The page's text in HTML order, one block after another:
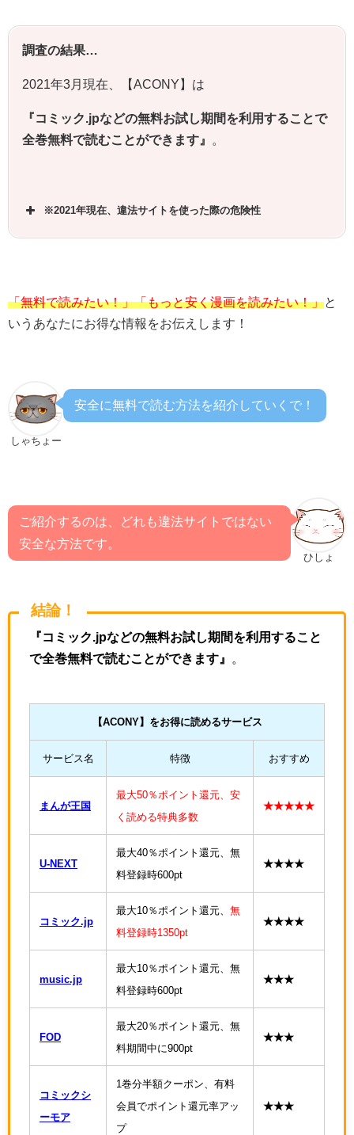
調査の結果…
2021年3月現在、【ACONY】は
『コミック.jpなどの無料お試し期間を利用することで
全巻無料で読むことができます』
※2021年現在、違法サイトを使った際の危険性
「無料で読みたい！」「もっと安く漫画を読みたい！」と
いうあなたにお得な情報をお伝えします！
しゃちょー
安全に無料で読む方法を紹介していくで！
ひしょ
ご紹介するのは、どれも違法サイトではない
安全な方法です。
結論！
『コミック.jpなどの無料お試し期間を利用すること
で全巻無料で読むことができます』
【ACONY 】をお得に読めるサービス
サービス名 特徴 おすすめ
まんが王国
最大50％ポイント還元、安
く読める特典多数
★★★★★
U-NEXT
最大40％ポイント還元、無
料登録時600pt
★★★★
コミック.jp
最大10％ポイント還元、 無
料登録時1350pt
★★★★
music.jp
最大10％ポイント還元、無
料登録時600pt
★★★
FOD
最大20％ポイント還元、無
料期間中に900pt
★★★
コミックシ
ーモア
1巻分半額クーポン、有料
会員でポイント還元率アッ
プ
★★★